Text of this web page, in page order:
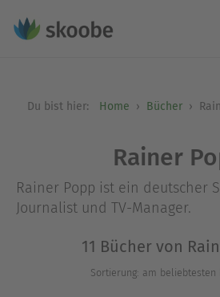
Du bist hier: Home Bücher
Rainer
Rainer Popp ist ein deutscher
Journalist und TV-Manager.
11 Bücher von
Sortierung: am beliebtesten